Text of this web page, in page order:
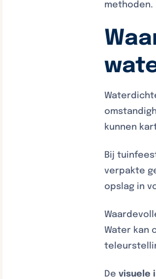
methoden.
kunnen
Bij
verpakte
opslag in
Water kan
Devisuele